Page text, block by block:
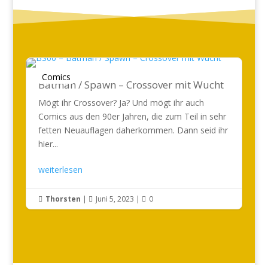
Comics
Batman / Spawn – Crossover mit Wucht
Mögt ihr Crossover? Ja? Und mögt ihr auch
Comics aus den 90er Jahren, die zum Teil in sehr
fetten Neuauflagen daherkommen. Dann seid ihr
hier...
weiterlesen
 Thorsten |  Juni 5, 2023 |  0